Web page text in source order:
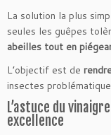
La solution la plus
seules les guêpes
abeilles tout en
L’objectif est de
insectes
L’astuce du
excellence